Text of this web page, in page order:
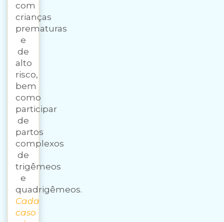
com
crianças
prematuras
e
de
alto
risco,
bem
como
participar
de
partos
complexos
de
trigêmeos
e
quadrigêmeos.
Cada
caso